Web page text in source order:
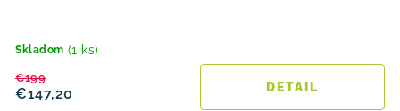
Skladom (1 ks)
€147,20
€199
DETAIL